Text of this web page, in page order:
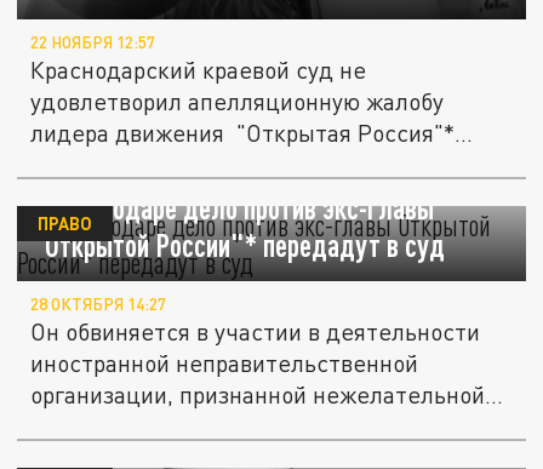
22 НОЯБРЯ 12:57
Краснодарский краевой суд не
удовлетворил апелляционную жалобу
лидера движения "Открытая Россия"*
В Краснодаре дело против экс-главы
"Открытой России"* передадут в суд
ПРАВО
28 ОКТЯБРЯ 14:27
Он обвиняется в участии в деятельности
иностранной неправительственной
организации, признанной нежелательной...